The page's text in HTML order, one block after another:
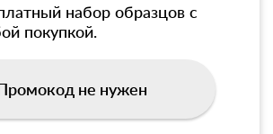
набор образцов с
покупкой.
не нужен